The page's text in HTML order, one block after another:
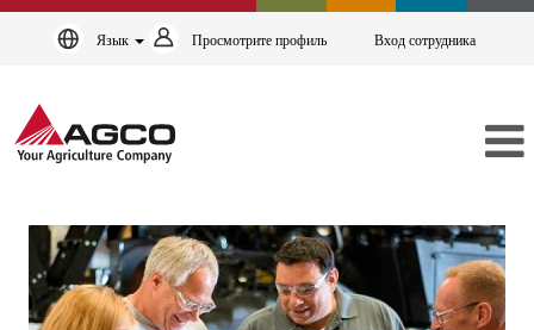
Язык Просмотрите профиль Вход сотрудника
обеспечение
качества